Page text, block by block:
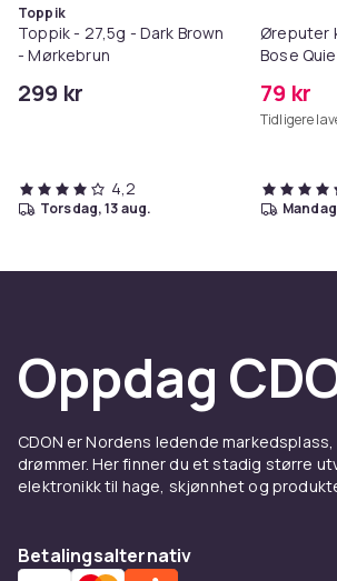
Toppik
Toppik - 27,5g - Dark Brown
- Mørkebrun
299 kr
4,2
torsdag, 13 aug.
Øreputer
Bose
Grå
79 kr
Tidligere
Oppdag
CDON er Nordens ledende
drømmer. Her finner du et stadig større
elektronikk til hage, skjønnhet og
Betalingsalternativ